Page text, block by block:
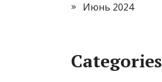
Июнь 2024
Categories